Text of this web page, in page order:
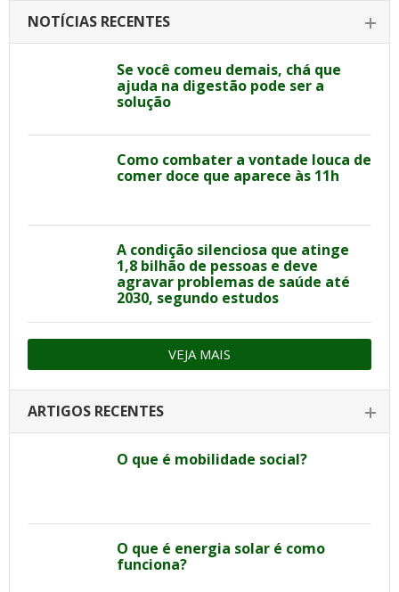
NOTÍCIAS RECENTES
Se você comeu demais, chá que
ajuda na digestão pode ser a
solução
Como combater a vontade louca de
comer doce que aparece às 11h
A condição silenciosa que atinge
1,8 bilhão de pessoas e deve
agravar problemas de saúde até
2030, segundo estudos
VEJA MAIS
ARTIGOS RECENTES
O que é mobilidade social?
O que é energia solar é como
funciona?